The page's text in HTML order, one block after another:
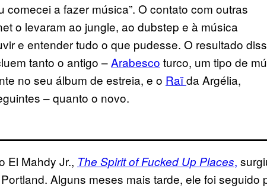
a fazer música”. O contato com outras
o levaram ao jungle, ao dubstep e à música
e entender tudo o que pudesse. O resultado
tanto o antigo –Arabesco turco, um tipo de
no seu álbum de estreia, e o Raïda Argélia,
– quanto o novo.
El Mahdy Jr., The Spirit of Fucked Up Places,
Alguns meses mais tarde, ele foi seguido